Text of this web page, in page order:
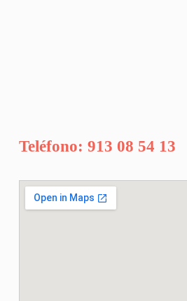
Teléfono: 913 08 54 13